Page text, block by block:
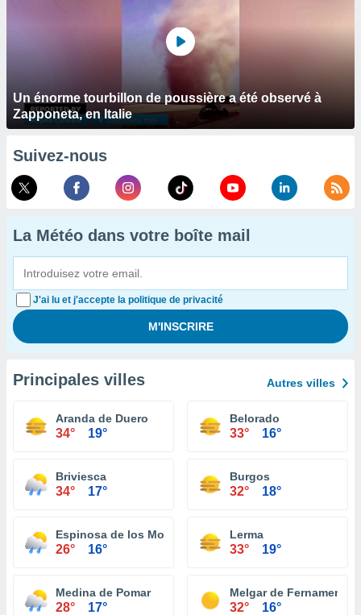
Un énorme tourbillon de poussière a été observé à
Zapponeta, en Italie
Suivez-nous
La Météo dans votre boîte mail
J'ai lu et j'accepte la politique de privacité
Principales villes Autres villes
Aranda de Duero
34° 19°
Belorado
33° 16°
Briviesca
34° 17°
Burgos
32° 18°
Espinosa de los Monteros
26° 16°
Lerma
33° 19°
Medina de Pomar
28° 17°
Melgar de Fernamental
32° 16°